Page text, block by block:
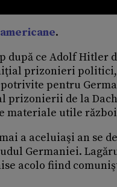
.
după ce Adolf Hitler
prizonieri
pentru
prizonierii de la
materiale utile
a aceluiaşi an se
Germaniei.
acolo fiind